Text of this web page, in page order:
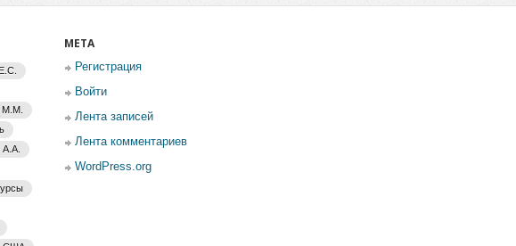
М.М.
А.А.
МЕТА
Регистрация
Войти
Лента записей
Лента комментариев
WordPress.org